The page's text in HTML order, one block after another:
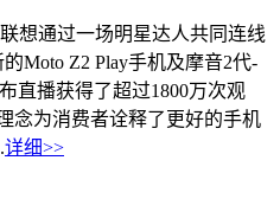
想通过一场明星达人共同连线
Moto Z2 Play手机及摩音2代-
直播获得了超过1800万次观
念为消费者诠释了更好的手机
详细>>